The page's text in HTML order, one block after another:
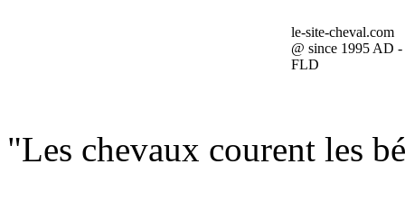
le-site-cheval.com
@ since 1995 AD -
FLD
"Les chevaux courent les